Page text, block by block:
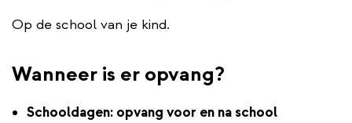
Op de school van je kind.
Wanneer is er opvang?
Schooldagen: opvang voor en na school